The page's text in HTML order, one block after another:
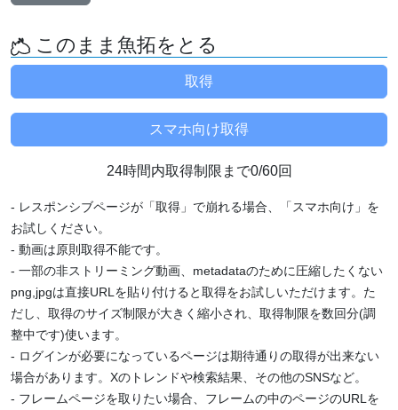
このまま魚拓をとる
24時間内取得制限まで0/60回
- レスポンシブページが「取得」で崩れる場合、「スマホ向け」を
お試しください。
- 動画は原則取得不能です。
- 一部の非ストリーミング動画、metadataのために圧縮したくない
png,jpgは直接URLを貼り付けると取得をお試しいただけます。た
だし、取得のサイズ制限が大きく縮小され、取得制限を数回分(調
整中です)使います。
- ログインが必要になっているページは期待通りの取得が出来ない
場合があります。Xのトレンドや検索結果、その他のSNSなど。
- フレームページを取りたい場合、フレームの中のページのURLを